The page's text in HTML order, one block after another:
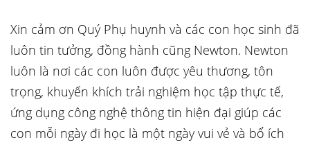
Xin cảm ơn Quý Phụ huynh và các con học sinh đã
luôn tin tưởng, đồng hành cũng Newton. Newton
luôn là nơi các con luôn được yêu thương, tôn
trọng, khuyến khích trải nghiệm học tập thực tế,
ứng dụng công nghệ thông tin hiện đại giúp các
con mỗi ngày đi học là một ngày vui vẻ và bổ ích